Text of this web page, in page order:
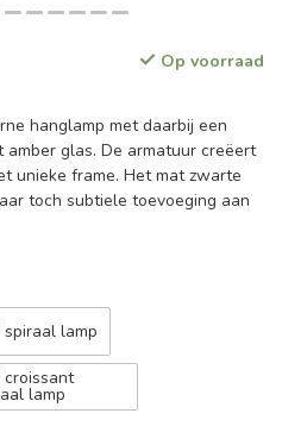
Op voorraad
hanglamp met daarbij een
amber glas. De armatuur creëert
unieke frame. Het mat zwarte
toch subtiele toevoeging aan
spiraal lamp
croissant
lamp